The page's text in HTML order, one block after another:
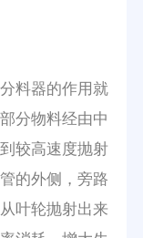
料器的作用就
分物料经由中
较高速度抛射
的外侧，旁路
叶轮抛射出来